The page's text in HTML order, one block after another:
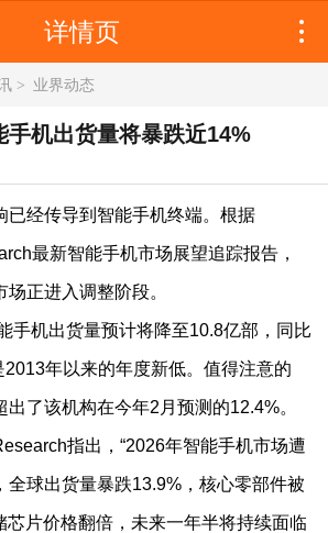
详情页
> 业界动态
手机出货量将暴跌近14%
经传导到智能手机终端。根据
最新智能手机市场展望追踪报告，
正进入调整阶段。
机出货量预计将降至10.8亿部，同比
年以来的年度新低。值得注意的
了该机构在今年2月预测的12.4%。
指出，“2026年智能手机市场遭
全球出货量暴跌13.9%，核心零部件被
芯片价格翻倍，未来一年半将持续面临